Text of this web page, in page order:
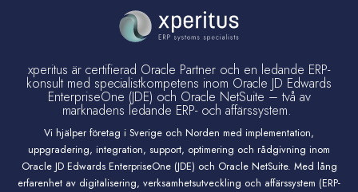
xperitus är certifierad Oracle Partner och en ledande ERP-
konsult med specialistkompetens inom Oracle JD Edwards
EnterpriseOne (JDE) och Oracle NetSuite – två av
marknadens ledande ERP- och affärssystem.
Vi hjälper företag i Sverige och Norden med implementation,
uppgradering, integration, support, optimering och rådgivning inom
Oracle JD Edwards EnterpriseOne (JDE) och Oracle NetSuite. Med lång
erfarenhet av digitalisering, verksamhetsutveckling och affärssystem (ERP-